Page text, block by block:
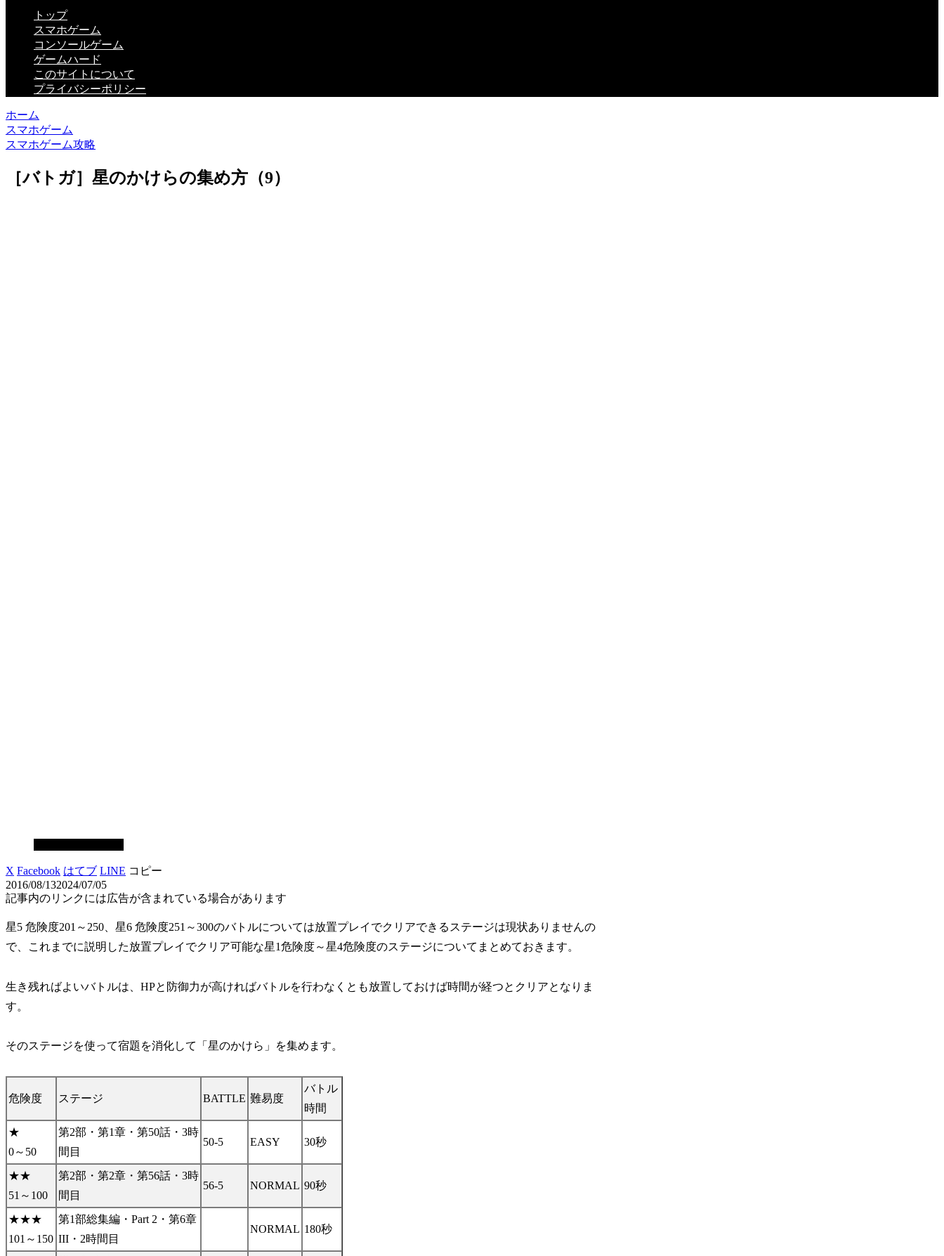
トップ
スマホゲーム
コンソールゲーム
ゲームハード
このサイトについて
プライバシーポリシー
ホーム
スマホゲーム
スマホゲーム攻略
［バトガ］星のかけらの集め方（9）
X Facebook はてブ LINE コピー
2016/08/132024/07/05
記事内のリンクには広告が含まれている場合があります
星5 危険度201～250、星6 危険度251～300のバトルについては放置プレイでクリアできるステージは現状ありませんの
で、これまでに説明した放置プレイでクリア可能な星1危険度～星4危険度のステージについてまとめておきます。
生き残ればよいバトルは、HPと防御力が高ければバトルを行わなくとも放置しておけば時間が経つとクリアとなりま
す。
そのステージを使って宿題を消化して「星のかけら」を集めます。
危険度 ステージ BATTLE 難易度
バトル
時間
★
0～50
第2部・第1章・第50話・3時
間目
50-5 EASY 30秒
★★
51～100
第2部・第2章・第56話・3時
間目
56-5 NORMAL 90秒
★★★
101～150
第1部総集編・Part 2・第6章
III・2時間目
NORMAL 180秒